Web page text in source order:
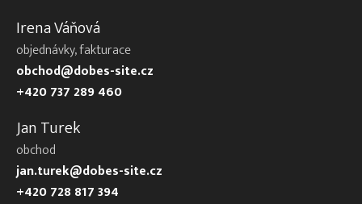
Irena Váňová
objednávky, fakturace
obchod@dobes-site.cz
+420 737 289 460
Jan Turek
obchod
jan.turek@dobes-site.cz
+420 728 817 394